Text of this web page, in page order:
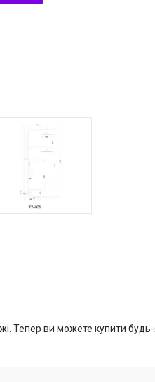
Тепер ви можете купити